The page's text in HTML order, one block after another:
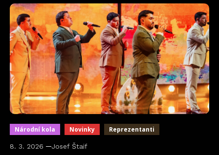
Národní kola Novinky Reprezentanti
8. 3. 2026 Josef Štaif